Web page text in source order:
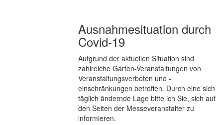
Ausnahmesituation durch
Covid-19
Aufgrund der aktuellen Situation sind
zahlreiche Garten-Veranstaltungen von
Veranstaltungsverboten und -
einschränkungen betroffen. Durch eine sich
täglich ändernde Lage bitte ich Sie, sich auf
den Seiten der Messeveranstalter zu
informieren.